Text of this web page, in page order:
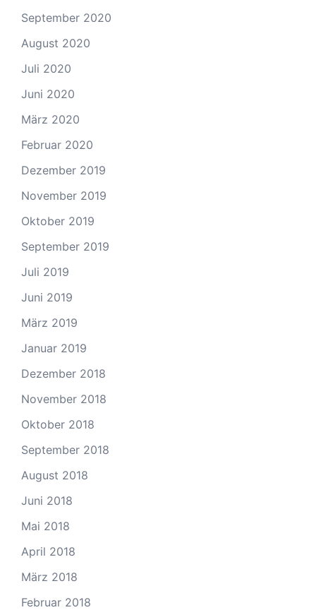
September 2020
August 2020
Juli 2020
Juni 2020
März 2020
Februar 2020
Dezember 2019
November 2019
Oktober 2019
September 2019
Juli 2019
Juni 2019
März 2019
Januar 2019
Dezember 2018
November 2018
Oktober 2018
September 2018
August 2018
Juni 2018
Mai 2018
April 2018
März 2018
Februar 2018